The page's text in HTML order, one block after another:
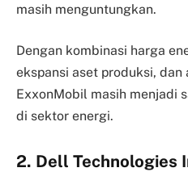
masih menguntungkan.
Dengan kombinasi harga
ekspansi aset produksi,
ExxonMobil masih menjadi
di sektor energi.
2. Dell Technologies